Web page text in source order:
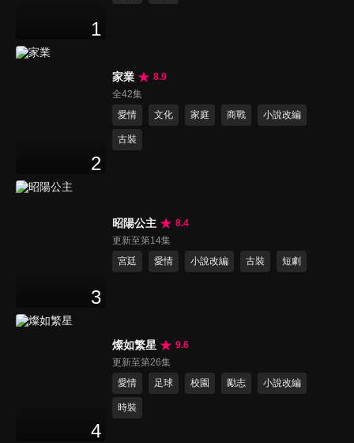
1
2
家業
8.9
全42集
愛情
文化 家庭 商戰 小說改編
古裝
3
昭陽公主
8.4
更新至第14集
宮廷
愛情 小說改編 古裝 短劇
4
燦如繁星
9.6
更新至第26集
愛情
足球 校園 勵志 小說改編
時裝